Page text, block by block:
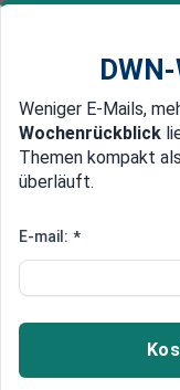
Newsticker
Edelmetalle
Preise für
Deutsche
Quartal knapp
Weniger E-Mails,
Wochenrückblick
Themen kompakt
überläuft.
E-mail: *